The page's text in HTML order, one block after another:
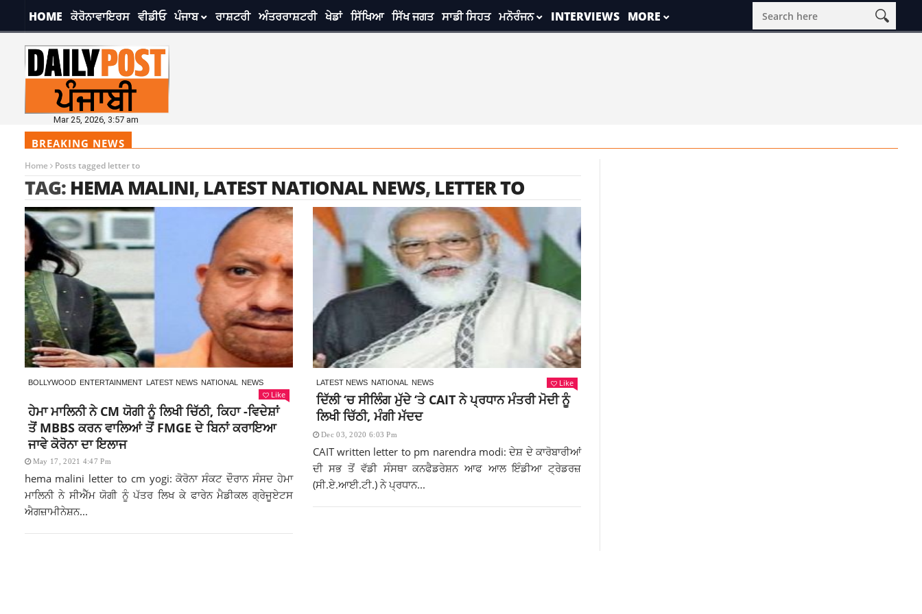
HOME ਕੋਰੋਨਾਵਾਇਰਸ ਵੀਡੀਓ ਪੰਜਾਬ ਰਾਸ਼ਟਰੀ ਅੰਤਰਰਾਸ਼ਟਰੀ ਖੇਡਾਂ ਸਿੱਖਿਆ ਸਿੱਖ ਜਗਤ ਸਾਡੀ ਸਿਹਤ ਮਨੋਰੰਜਨ INTERVIEWS MORE
Mar 25, 2026, 3:57 am
BREAKING NEWS
Home Posts tagged letter to
TAG: HEMA MALINI, LATEST NATIONAL NEWS, LETTER TO
BOLLYWOOD ENTERTAINMENT LATEST NEWS NATIONAL NEWS
Like
ਹੇਮਾ ਮਾਲਿਨੀ ਨੇ CM ਯੋਗੀ ਨੂੰ ਲਿਖੀ ਚਿੱਠੀ, ਕਿਹਾ -ਵਿਦੇਸ਼ਾਂ
ਤੋਂ MBBS ਕਰਨ ਵਾਲਿਆਂ ਤੋਂ FMGE ਦੇ ਬਿਨਾਂ ਕਰਾਇਆ
ਜਾਵੇ ਕੋਰੋਨਾ ਦਾ ਇਲਾਜ
May 17, 2021 4:47 Pm
hema malini letter to cm yogi: ਕੋਰੋਨਾ ਸੰਕਟ ਦੌਰਾਨ ਸੰਸਦ ਹੇਮਾ
ਮਾਲਿਨੀ ਨੇ ਸੀਐੱਮ ਯੋਗੀ ਨੂੰ ਪੱਤਰ ਲਿਖ ਕੇ ਫਾਰੇਨ ਮੈਡੀਕਲ ਗ੍ਰੇਜੂਏਟਸ
ਐਗਜ਼ਾਮੀਨੇਸ਼ਨ...
LATEST NEWS NATIONAL NEWS Like
ਦਿੱਲੀ ‘ਚ ਸੀਲਿੰਗ ਮੁੱਦੇ ‘ਤੇ CAIT ਨੇ ਪ੍ਰਧਾਨ ਮੰਤਰੀ ਮੋਦੀ ਨੂੰ
ਲਿਖੀ ਚਿੱਠੀ, ਮੰਗੀ ਮੱਦਦ
Dec 03, 2020 6:03 Pm
CAIT written letter to pm narendra modi: ਦੇਸ਼ ਦੇ ਕਾਰੋਬਾਰੀਆਂ
ਦੀ ਸਭ ਤੋਂ ਵੱਡੀ ਸੰਸਥਾ ਕਨਫੈਡਰੇਸ਼ਨ ਆਫ ਆਲ ਇੰਡੀਆ ਟ੍ਰੇਡਰਜ਼
(ਸੀ.ਏ.ਆਈ.ਟੀ.) ਨੇ ਪ੍ਰਧਾਨ...